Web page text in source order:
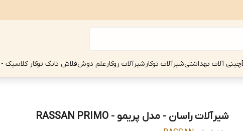
چینی آلات بهداشتیشیرآلات توکارشیرآلات روکارعلم دوشفلاش تانک توکار کلاسیک
شیرآلات راسان - مدل پریمو - RASSAN PRIMO